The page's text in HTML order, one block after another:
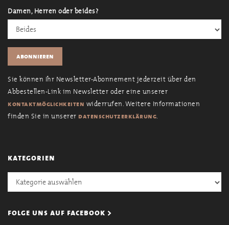
Damen, Herren oder beides?
Sie können Ihr Newsletter-Abonnement jederzeit über den
Abbestellen-Link im Newsletter oder eine unserer
kontaktmöglichkeiten widerrufen. Weitere Informationen
finden Sie in unserer datenschutzerklärung.
kategorien
Kategorien
folge uns auf facebook >